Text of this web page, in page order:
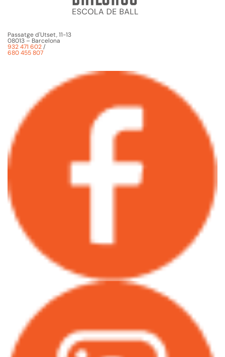
Passatge d'Utset, 11-13
08013 – Barcelona
932 471 602/
680 455 807